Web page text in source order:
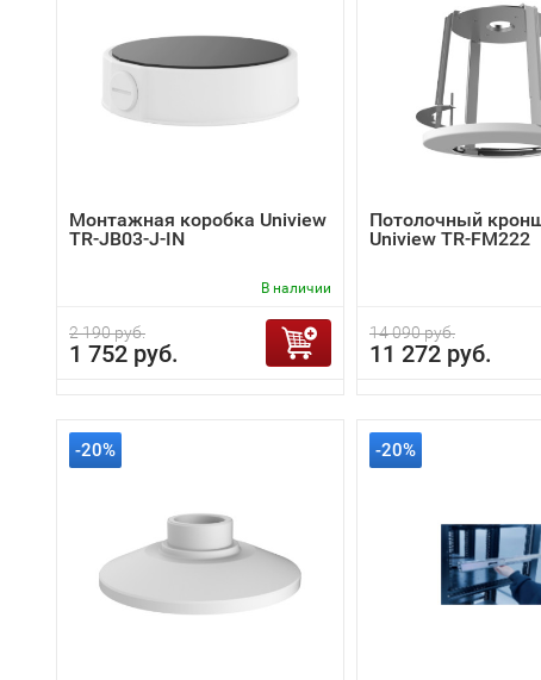
Монтажная коробка Uniview
TR-JB03-J-IN
В наличии
2 190 руб.
1 752 руб.
Потолочный
Uniview TR-FM222
14 090 руб.
11 272 руб.
-20% -20%